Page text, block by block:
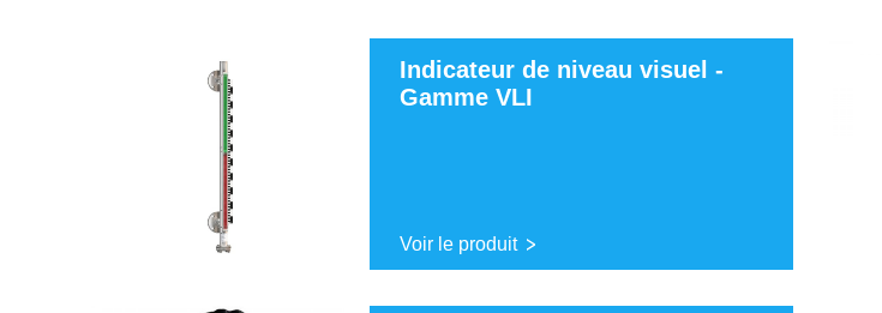
Indicateur de niveau visuel -
Gamme VLI
Voir le produit